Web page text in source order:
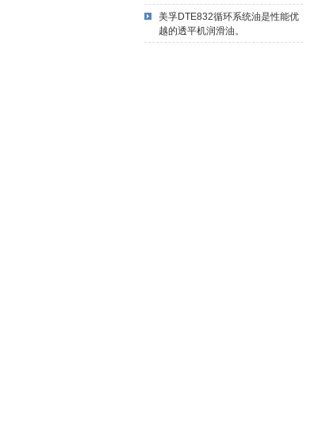
美孚DTE832循环系统油是性能优
越的透平机润滑油。